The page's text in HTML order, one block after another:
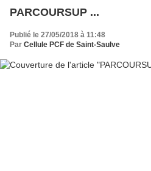
PARCOURSUP ...
Publié le 27/05/2018 à 11:48
Par Cellule PCF de Saint-Saulve